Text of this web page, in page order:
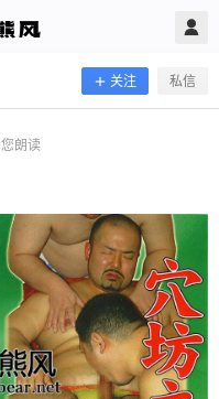
关注 私信
朗读
2019/4/04